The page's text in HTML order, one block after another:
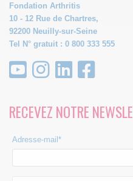
Fondation Arthritis
10 - 12 Rue de Chartres,
92200 Neuilly-sur-Seine
Tel N° gratuit : 0 800 333 555
RECEVEZ NOTRE
Adresse-mail*